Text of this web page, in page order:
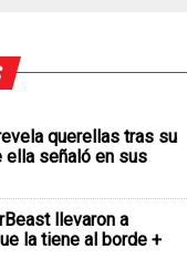
querellas tras su
ella señaló en sus
llevaron a
la tiene al borde +